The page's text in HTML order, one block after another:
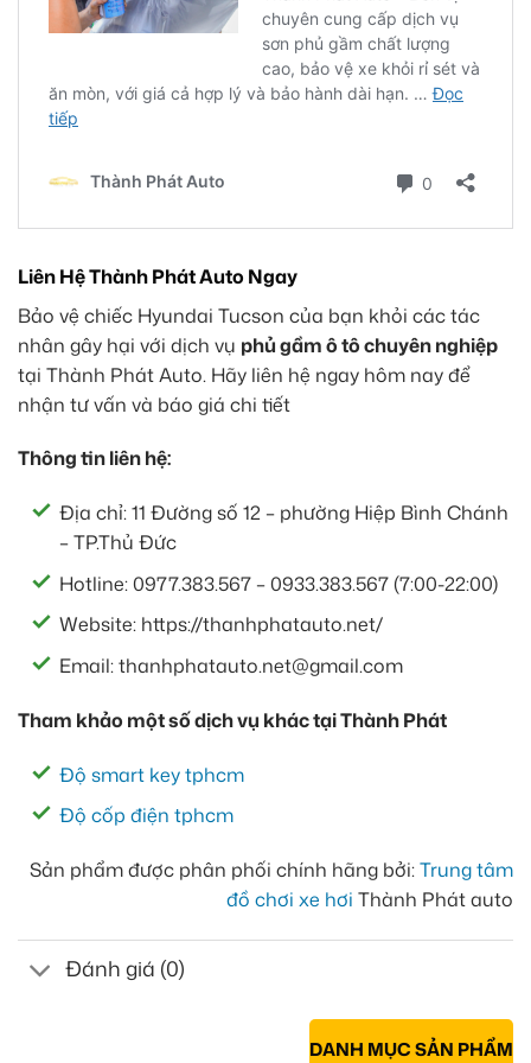
Liên Hệ Thành Phát Auto Ngay
Bảo vệ chiếc Hyundai Tucson của bạn khỏi các tác
nhân gây hại với dịch vụ phủ gầm ô tô chuyên nghiệp
tại Thành Phát Auto. Hãy liên hệ ngay hôm nay để
nhận tư vấn và báo giá chi tiết
Thông tin liên hệ:
Địa chỉ: 11 Đường số 12 – phường Hiệp Bình Chánh
– TP.Thủ Đức
Hotline: 0977.383.567 – 0933.383.567 (7:00-22:00)
Website: https://thanhphatauto.net/
Email: thanhphatauto.net@gmail.com
Tham khảo một số dịch vụ khác tại Thành Phát
Độ smart key tphcm
Độ cốp điện tphcm
Sản phẩm được phân phối chính hãng bởi:Trung tâm
đồ chơi xe hơi Thành Phát auto
Đánh giá (0)
DANH MỤC SẢN PHẨM